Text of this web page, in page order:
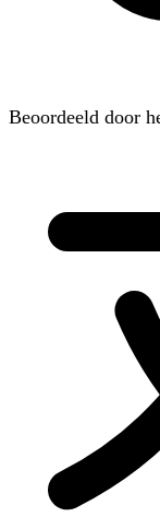
Beoordeeld door